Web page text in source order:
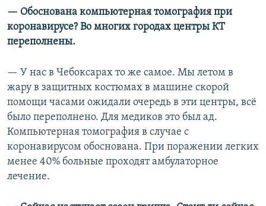
— Обоснована компьютерная томография при
коронавирусе? Во многих городах центры КТ
переполнены.
— У нас в Чебоксарах то же самое. Мы летом в
жару в защитных костюмах в машине скорой
помощи часами ожидали очередь в эти центры, всё
было переполнено. Для медиков это был ад.
Компьютерная томография в случае с
коронавирусом обоснована. При поражении легких
менее 40% больные проходят амбулаторное
лечение.